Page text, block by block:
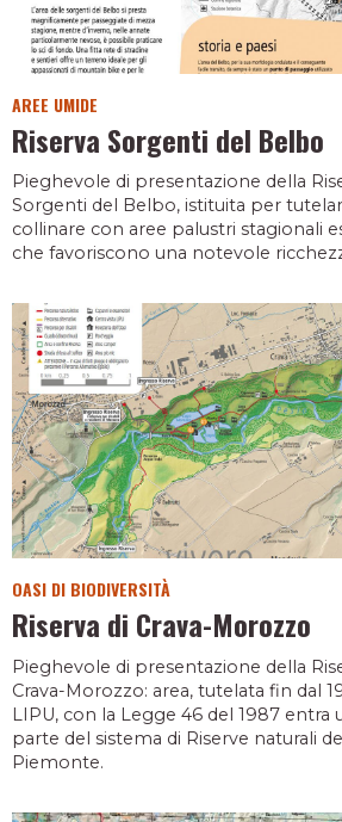
AREE UMIDE
Riserva Sorgenti del Belbo
Pieghevole di presentazione della
Sorgenti del Belbo, istituita per
collinare con aree palustri stagionali
che favoriscono una notevole
OASI DI BIODIVERSITÀ
Riserva di Crava-Morozzo
Pieghevole di presentazione della
Crava-Morozzo: area, tutelata fin dal
LIPU, con la Legge 46 del 1987 entra
parte del sistema di Riserve naturali
Piemonte.